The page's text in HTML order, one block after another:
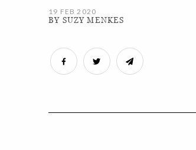
19 FEB 2020
BY SUZY MENKES